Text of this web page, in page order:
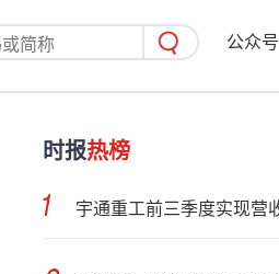
公众号
时报热榜